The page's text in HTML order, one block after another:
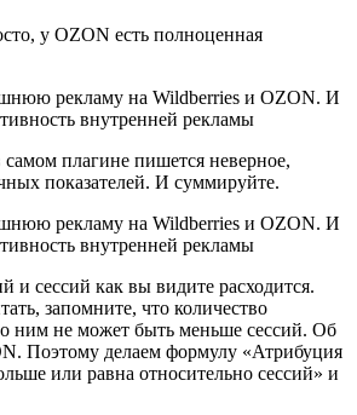
у OZON есть полноценная
самом плагине пишется неверное,
показателей. И суммируйте.
и сессий как вы видите расходится.
запомните, что количество
ним не может быть меньше сессий. Об
Поэтому делаем формулу «Атрибуция
или равна относительно сессий» и